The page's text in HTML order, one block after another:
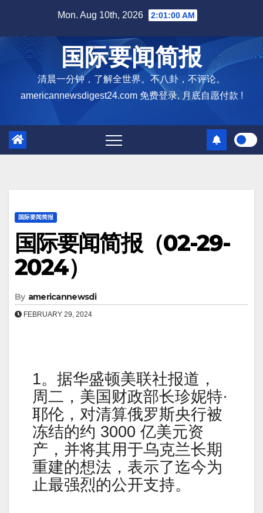
content
Mon. Aug 10th, 2026 2:01:02 AM
国际要闻简报
清晨一分钟，了解全世界。不八卦，不评论。
americannewsdigest24.com 免费登录, 月底自愿付款 !
国际要闻简报
国际要闻简报（02-29-
2024）
By americannewsdi
FEBRUARY 29, 2024
1。据华盛顿美联社报道，
周二，美国财政部长珍妮特·
耶伦，对清算俄罗斯央行被
冻结的约 3000 亿美元资
产，并将其用于乌克兰长期
重建的想法，表示了迄今为
止最强烈​​的公开支持。